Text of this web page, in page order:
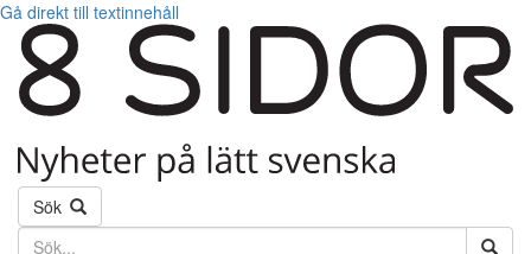
Gå direkt till textinnehåll
Sök
Söktext